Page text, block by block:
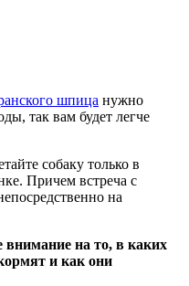
шпица нужно
так вам будет легче
собаку только в
Причем встреча с
на
внимание на то, в каких
и как они